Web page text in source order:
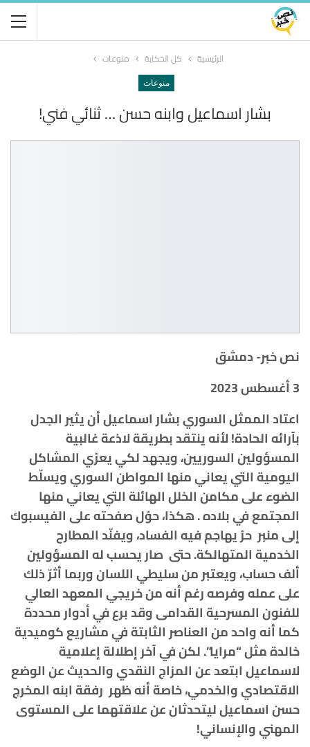
الرئيسية كل الحكاية منوعات
منوعات
بشار اسماعيل وابنه حسن … ثنائي فني!
نص خبر- دمشق
3 أغسطس 2023
اعتاد الممثل السوري بشار اسماعيل أن يثير الجدل
بآرائه الحادة! لأنه ينتقد بطريقة لاذعة غالبية
المسؤولين السوريين، ويجهد لكي يعرّي المشاكل
اليومية التي يعاني منها المواطن السوري ويسلّط
الضوء على مكامن الخلل الهائلة التي يعاني منها
المجتمع في بلاده . هكذا، حوّل صفحته على الفيسبوك
إلى منبر حرّ يهاجم فيه الفساد، ويفنّد المطارح
الخدمية المتهالكة. حتى صار يحسب له المسؤولين
ألف حساب، ويعتبر من سليطي اللسان وربما أثرّ ذلك
على عمله وفرصه رغم أنه من خريجي المعهد العالي
للفنون المسرحية القدامى وقد برع في أدوار محددة
كما أنه واحد من العناصر الثابتة في مشاريع كوميدية
خالدة مثل “مرايا”. لكن في آخر إطلالة إعلامية
لاسماعيل ابتعد عن المزاج النقدي والحديث عن الوضع
الاقتصادي والخدمي، خاصة أنه ظهر رفقة ابنه المخرج
حسن اسماعيل ليتحدثان عن علاقتهما على المستوى
المهني والإنساني!